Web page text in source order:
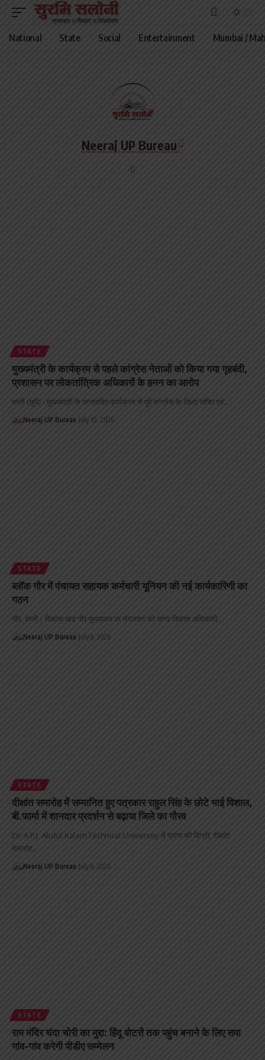
National State Social Entertainment Mumbai /
Neeraj UP Bureau
STATE
मुख्यमंत्री के कार्यक्रम से पहले कांग्रेस नेताओं को किया गया गृहबंदी,
प्रशासन पर लोकतांत्रिक अधिकारों के हनन का आरोप
बस्ती (यूपी):- मुख्यमंत्री के प्रस्तावित कार्यक्रम से पूर्व कांग्रेस के जिला सचिव एवं…
Neeraj UP Bureau July 10, 2026
STATE
ब्लॉक गौर में पंचायत सहायक कर्मचारी यूनियन की नई कार्यकारिणी का
गठन
गौर, बस्ती। विकास खंड गौर मुख्यालय पर मंगलवार को खण्ड विकास अधिकारी,…
Neeraj UP Bureau July 8, 2026
STATE
दीक्षांत समारोह में सम्मानित हुए पत्रकार राहुल सिंह के छोटे भाई विशाल,
बी.फार्मा में शानदार प्रदर्शन से बढ़ाया जिले का गौरव
Dr. A.P.J. Abdul Kalam Technical University से प्राप्त की डिग्री, दीक्षांत
समारोह…
Neeraj UP Bureau July 8, 2026
STATE
राम मंदिर चंदा चोरी का मुद्दा: हिंदू वोटरों तक पहुंच बनाने के लिए सपा
गांव-गांव करेगी पीडीए सम्मेलन